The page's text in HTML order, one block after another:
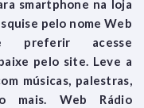
smartphone na loja
pelo nome Web
preferir acesse
pelo site. Leve a
músicas, palestras,
mais. Web Rádio